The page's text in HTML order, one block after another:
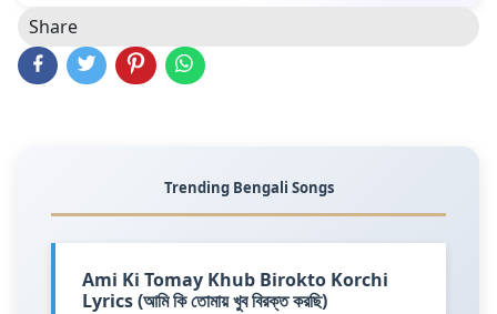
Share
Trending Bengali Songs
Ami Ki Tomay Khub Birokto Korchi
Lyrics (আমি কি তোমায় খুব বিরক্ত করছি)